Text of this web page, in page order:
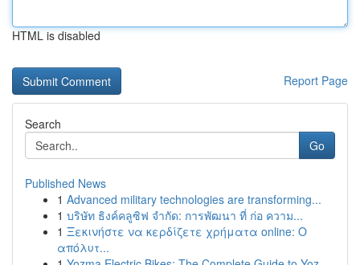
HTML is disabled
Report Page
Search
Go
Published News
1 Advanced military technologies are transforming...
1 บริษัท ธิงค์คลูซิฟ จำกัด: การพัฒนา ที่ ก่อ ความ...
1 Ξεκινήστε να κερδίζετε χρήματα online: Ο
απόλυτ...